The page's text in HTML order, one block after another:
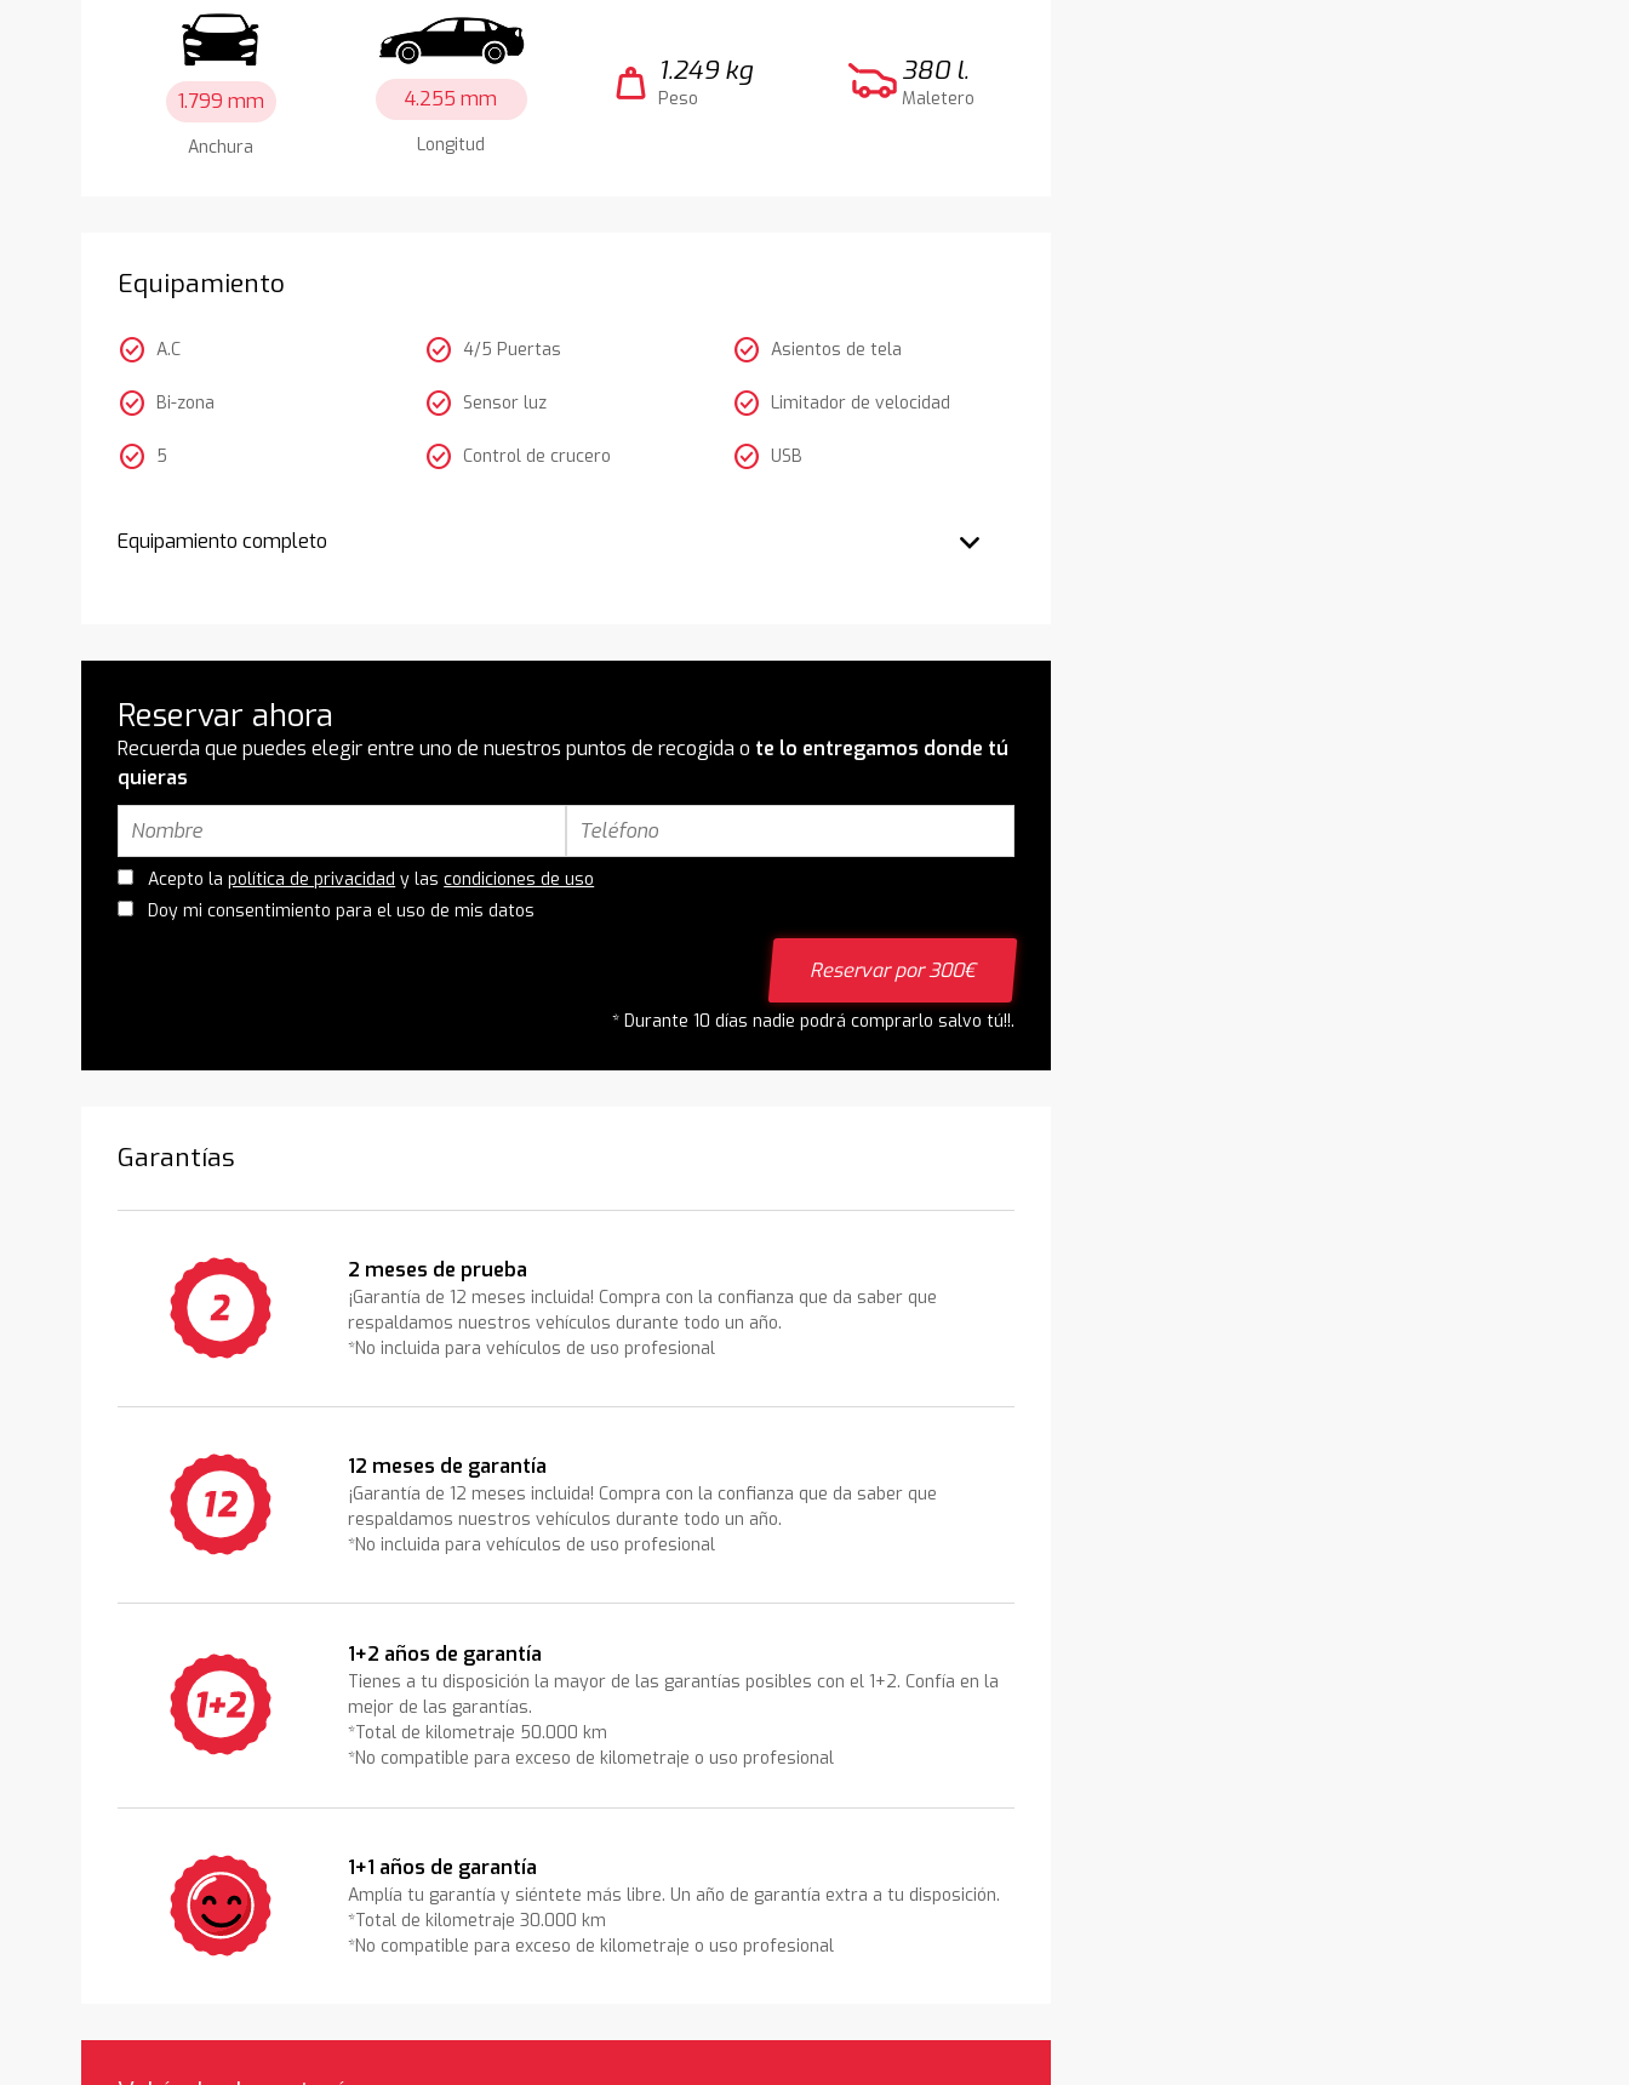
1.799 mm
Anchura
4.255 mm
Longitud
weight 1.249 kg
Peso
380 l.
Maletero
Equipamiento
check_circle A.C
check_circle Bi-zona
check_circle 5
check_circle 4/5 Puertas
check_circle Sensor luz
check_circle Control de crucero
check_circle Asientos de tela
check_circle Limitador de velocidad
check_circle USB
Equipamiento completo
Reservar ahora
Recuerda que puedes elegir entre uno de nuestros puntos de recogida o te lo entregamos donde tú
quieras
Acepto lapolítica de privacidad y lascondiciones de uso
Doy mi consentimiento para el uso de mis datos
Reservar por 300€
* Durante 10 días nadie podrá comprarlo salvo tú!!.
Garantías
2 meses de prueba
¡Garantía de 12 meses incluida! Compra con la confianza que da saber que
respaldamos nuestros vehículos durante todo un año.
*No incluida para vehículos de uso profesional
12 meses de garantía
¡Garantía de 12 meses incluida! Compra con la confianza que da saber que
respaldamos nuestros vehículos durante todo un año.
*No incluida para vehículos de uso profesional
1+2 años de garantía
Tienes a tu disposición la mayor de las garantías posibles con el 1+2. Confía en la
mejor de las garantías.
*Total de kilometraje 50.000 km
*No compatible para exceso de kilometraje o uso profesional
1+1 años de garantía
Amplía tu garantía y siéntete más libre. Un año de garantía extra a tu disposición.
*Total de kilometraje 30.000 km
*No compatible para exceso de kilometraje o uso profesional